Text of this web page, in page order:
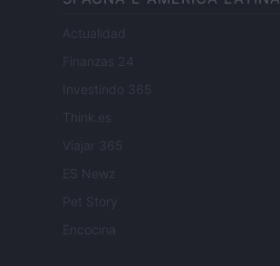
Actualidad
Finanzas 24
Investindo 365
Think.es
Viajar 365
ES Newz
Pet Story
Encocina